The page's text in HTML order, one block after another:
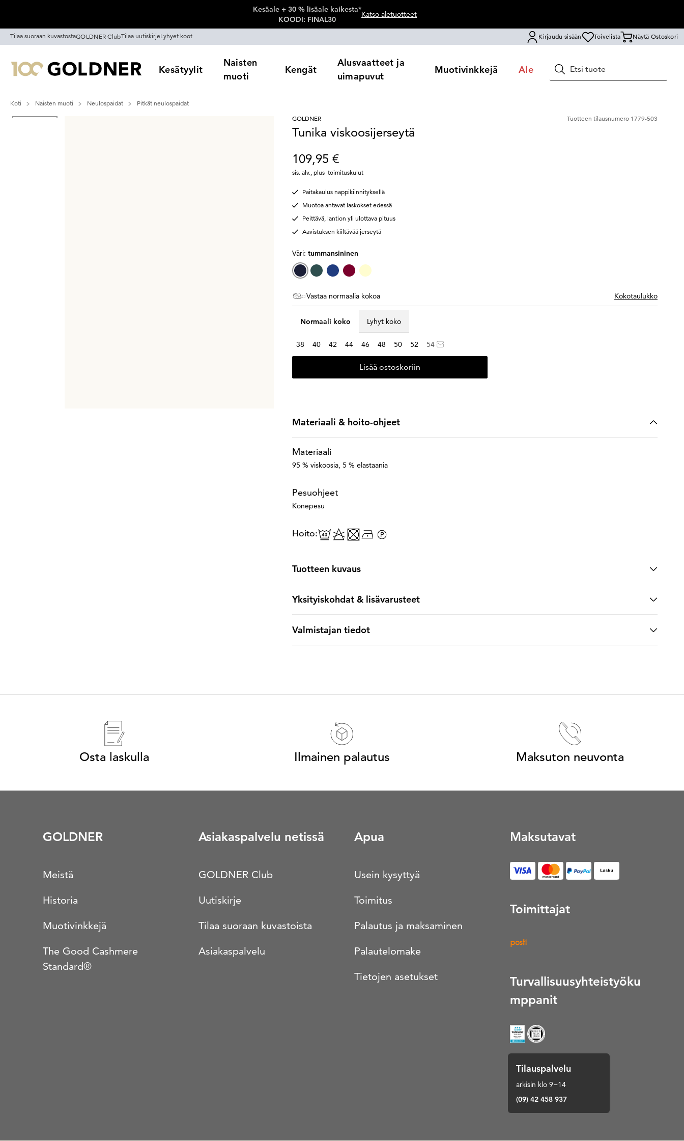
Kesäale + 30 % lisäale kaikesta*
KOODI: FINAL30
Katso aletuotteet
Tilaa suoraan kuvastostaGOLDNER ClubTilaa uutiskirjeLyhyet koot Kirjaudu sisään Toivelista Näytä Ostoskori
Kesätyylit
Naisten
muoti
Kengät
Alusvaatteet ja
uimapuvut
Muotivinkkejä Ale Hae
Koti Naisten muoti Neulospaidat
Pitkät neulospaidat
GOLDNER
Tuotteen tilausnumero 1779-503
Tunika viskoosijerseytä
109,95 €
sis. alv., plus toimituskulut
Paitakaulus nappikiinnityksellä
Muotoa antavat laskokset edessä
Peittävä, lantion yli ulottava pituus
Aavistuksen kiiltävää jerseytä
Väri: tummansininen
Vastaa normaalia kokoa Kokotaulukko
Normaali koko Lyhyt koko
38 40 42 44 46 48 50 52 54
Lisää ostoskoriin
Materiaali & hoito-ohjeet
Materiaali
95 % viskoosia, 5 % elastaania
Pesuohjeet
Konepesu
Hoito:
Tuotteen kuvaus
Yksityiskohdat & lisävarusteet
Valmistajan tiedot
Osta laskulla Ilmainen palautus Maksuton neuvonta
GOLDNER
Meistä
Historia
Muotivinkkejä
The Good Cashmere
Standard®
Asiakaspalvelu netissä
GOLDNER Club
Uutiskirje
Tilaa suoraan kuvastoista
Asiakaspalvelu
Apua
Usein kysyttyä
Toimitus
Palautus ja maksaminen
Palautelomake
Tietojen asetukset
Maksutavat
Lasku (Avautuu uuteen
Toimittajat
Turvallisuusyhteistyöku
mppanit
Tilauspalvelu
arkisin klo 9−14
(09) 42 458 937